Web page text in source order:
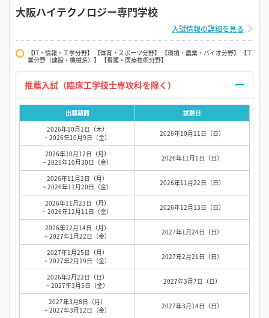
大阪ハイテクノロジー専門学校
入試情報の詳細を見る
【IT・情報・工学分野】 【体育・スポーツ分野】 【環境・農業・バイオ分野】 【工
業分野（建設・機械系）】 【看護・医療技術分野】
出願期間
試験日
2026年10月1日（木）
~ 2026年10月9日（金）
2026年10月11日（日）
2026年10月12日（月）
~ 2026年10月30日（金）
2026年11月1日（日）
2026年11月2日（月）
~ 2026年11月20日（金）
2026年11月22日（日）
2026年11月23日（月）
~ 2026年12月11日（金）
2026年12月13日（日）
2026年12月14日（月）
~ 2027年1月22日（金）
2027年1月24日（日）
2027年1月25日（月）
~ 2027年2月19日（金）
2027年2月21日（日）
2026年2月22日（日）
~ 2027年3月5日（金）
2027年3月7日（日）
2027年3月8日（月）
~ 2027年3月12日（金）
2027年3月14日（日）